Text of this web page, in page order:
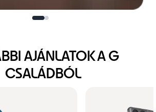
Merész dizájn.
Nagy kalandok.
AJÁNLATOK A G
CSALÁDBÓL